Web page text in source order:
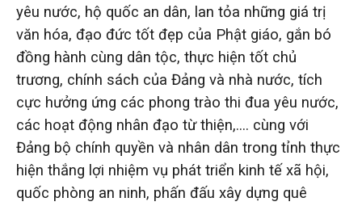
yêu nước, hộ quốc an dân, lan tỏa những giá trị
văn hóa, đạo đức tốt đẹp của Phật giáo, gắn bó
đồng hành cùng dân tộc, thực hiện tốt chủ
trương, chính sách của Đảng và nhà nước, tích
cực hưởng ứng các phong trào thi đua yêu nước,
các hoạt động nhân đạo từ thiện,…. cùng với
Đảng bộ chính quyền và nhân dân trong tỉnh thực
hiện thắng lợi nhiệm vụ phát triển kinh tế xã hội,
quốc phòng an ninh, phấn đấu xây dựng quê